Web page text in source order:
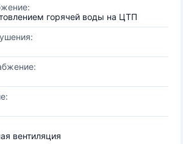
горячей воды на ЦТП
вентиляция